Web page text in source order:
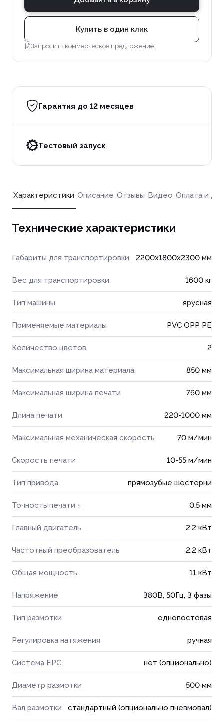
Купить в один клик
Запросить коммерческое предложение
Гарантия до 12 месяцев
Тестовый запуск
Характеристики Описание Отзывы Видео Оплата и
Технические характеристики
Габариты для транспортировки 2200x1800x2300 мм
Вес для транспортировки 1600 кг
Тип машины ярусная
Применяемые материалы PVC OPP PE
Количество цветов 2
Максимальная ширина материала 850 мм
Максимальная ширина печати 760 мм
Длина печати 220-1000 мм
Максимальная механическая скорость 70 м/мин
Скорость печати 10-55 м/мин
Тип привода прямозубые шестерни
Точность печати ± 0.5 мм
Главный двигатель 2.2 кВт
Частотный преобразователь 2.2 кВт
Общая мощность 11 кВт
Напряжение 380В, 50Гц, 3 фазы
Тип размотки однопостовая
Регулировка натяжения ручная
Система EPC нет (опционально)
Диаметр размотки 500 мм
Вал размотки стандартный (опционально пневмовал)